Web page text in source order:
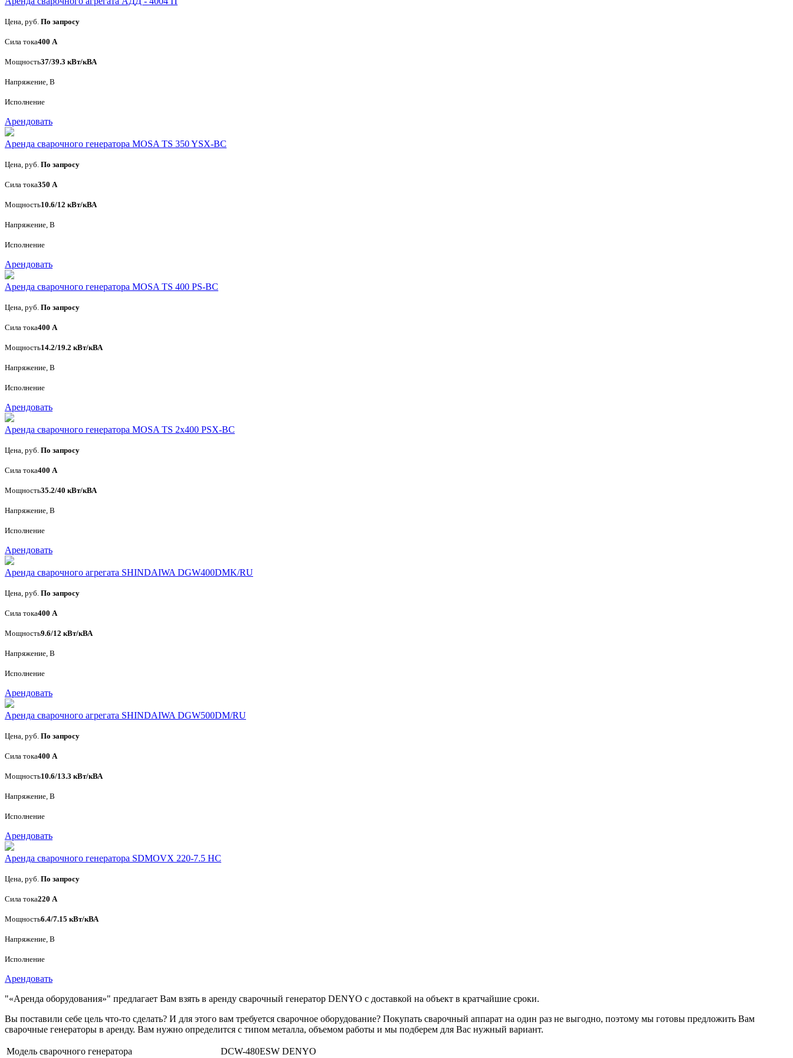
Цена, руб. По запросу
Сила тока400 А
Мощность37/39.3 кВт/кВА
Напряжение, В
Исполнение
Арендовать
Аренда сварочного генератора MOSA TS 350 YSX-BC
Цена, руб. По запросу
Сила тока350 А
Мощность10.6/12 кВт/кВА
Напряжение, В
Исполнение
Арендовать
Аренда сварочного генератора MOSA TS 400 PS-BC
Цена, руб. По запросу
Сила тока400 А
Мощность14.2/19.2 кВт/кВА
Напряжение, В
Исполнение
Арендовать
Аренда сварочного генератора MOSA TS 2x400 PSX-BC
Цена, руб. По запросу
Сила тока400 А
Мощность35.2/40 кВт/кВА
Напряжение, В
Исполнение
Арендовать
Аренда сварочного агрегата SHINDAIWA DGW400DMK/RU
Цена, руб. По запросу
Сила тока400 А
Мощность9.6/12 кВт/кВА
Напряжение, В
Исполнение
Арендовать
Аренда сварочного агрегата SHINDAIWA DGW500DM/RU
Цена, руб. По запросу
Сила тока400 А
Мощность10.6/13.3 кВт/кВА
Напряжение, В
Исполнение
Арендовать
Аренда сварочного генератора SDMOVX 220-7.5 HC
Цена, руб. По запросу
Сила тока220 А
Мощность6.4/7.15 кВт/кВА
Напряжение, В
Исполнение
Арендовать
"«Аренда оборудования»" предлагает Вам взять в аренду сварочный генератор DENYO с доставкой на объект в кратчайшие сроки.
Вы поставили себе цель что-то сделать? И для этого вам требуется сварочное оборудование? Покупать сварочный аппарат на один раз не выгодно, поэтому мы готовы предложить Вам
сварочные генераторы в аренду. Вам нужно определится с типом металла, объемом работы и мы подберем для Вас нужный вариант.
Модель сварочного генератора DCW-480ESW DENYO